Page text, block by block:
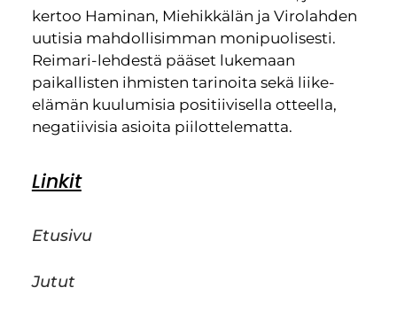
kertoo Haminan, Miehikkälän ja Virolahden
uutisia mahdollisimman monipuolisesti.
Reimari-lehdestä pääset lukemaan
paikallisten ihmisten tarinoita sekä liike-
elämän kuulumisia positiivisella otteella,
negatiivisia asioita piilottelematta.
Linkit
Etusivu
Jutut